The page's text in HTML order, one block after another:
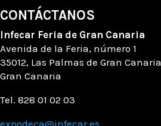
CONTÁCTANOS
Infecar Feria de Gran Canaria
Avenida de la Feria, número 1
35012, Las Palmas de Gran Canaria
Gran Canaria
Tel. 828 01 02 03
expodeca@infecar.es